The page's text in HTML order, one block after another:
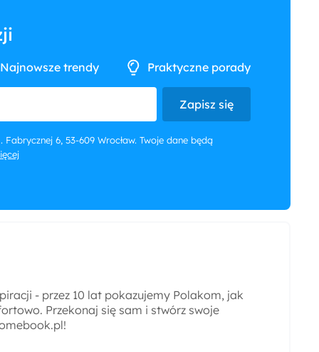
Najnowsze trendy Praktyczne porady
Zapisz się
6, 53-609 Wrocław. Twoje dane będą
- przez 10 lat pokazujemy Polakom, jak
Przekonaj się sam i stwórz swoje